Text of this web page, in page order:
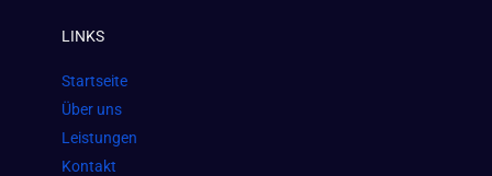
b
o
o
k
m
LINKS
Startseite
Über uns
Leistungen
Kontakt